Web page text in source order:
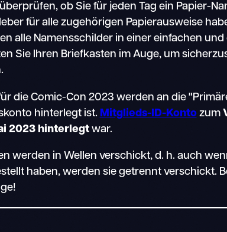
ob Sie für jeden Tag ein Papier-
für alle zugehörigen Papierausweise
alle Namensschilder in einer einfachen
Sie Ihren Briefkasten im Auge, um
die Comic-Con 2023 werden an die
hinterlegt ist. Mitglieds-ID-Kontozum
2023 hinterlegtwar.
werden in Wellen verschickt, d. h. auch
haben, werden sie getrennt verschickt.